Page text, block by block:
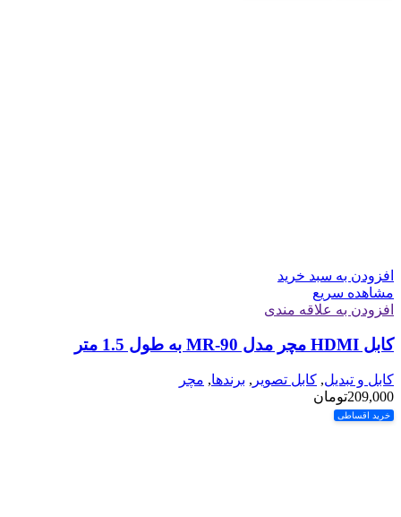
افزودن به سبد خرید
مشاهده سریع
افزودن به علاقه مندی
کابل HDMI مچر مدل MR-90 به طول 1.5 متر
کابل و تبدیل, کابل تصویر , برندها, مچر
209,000تومان
خرید اقساطی